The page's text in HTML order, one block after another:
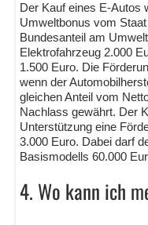
Der Kauf eines E-Autos
Umweltbonus vom
Bundesanteil am
Elektrofahrzeug 2.000
1.500 Euro. Die
wenn der
gleichen Anteil vom
Nachlass gewährt. Der
Unterstützung eine
3.000 Euro. Dabei darf
Basismodells 60.000
4. Wo kann ich